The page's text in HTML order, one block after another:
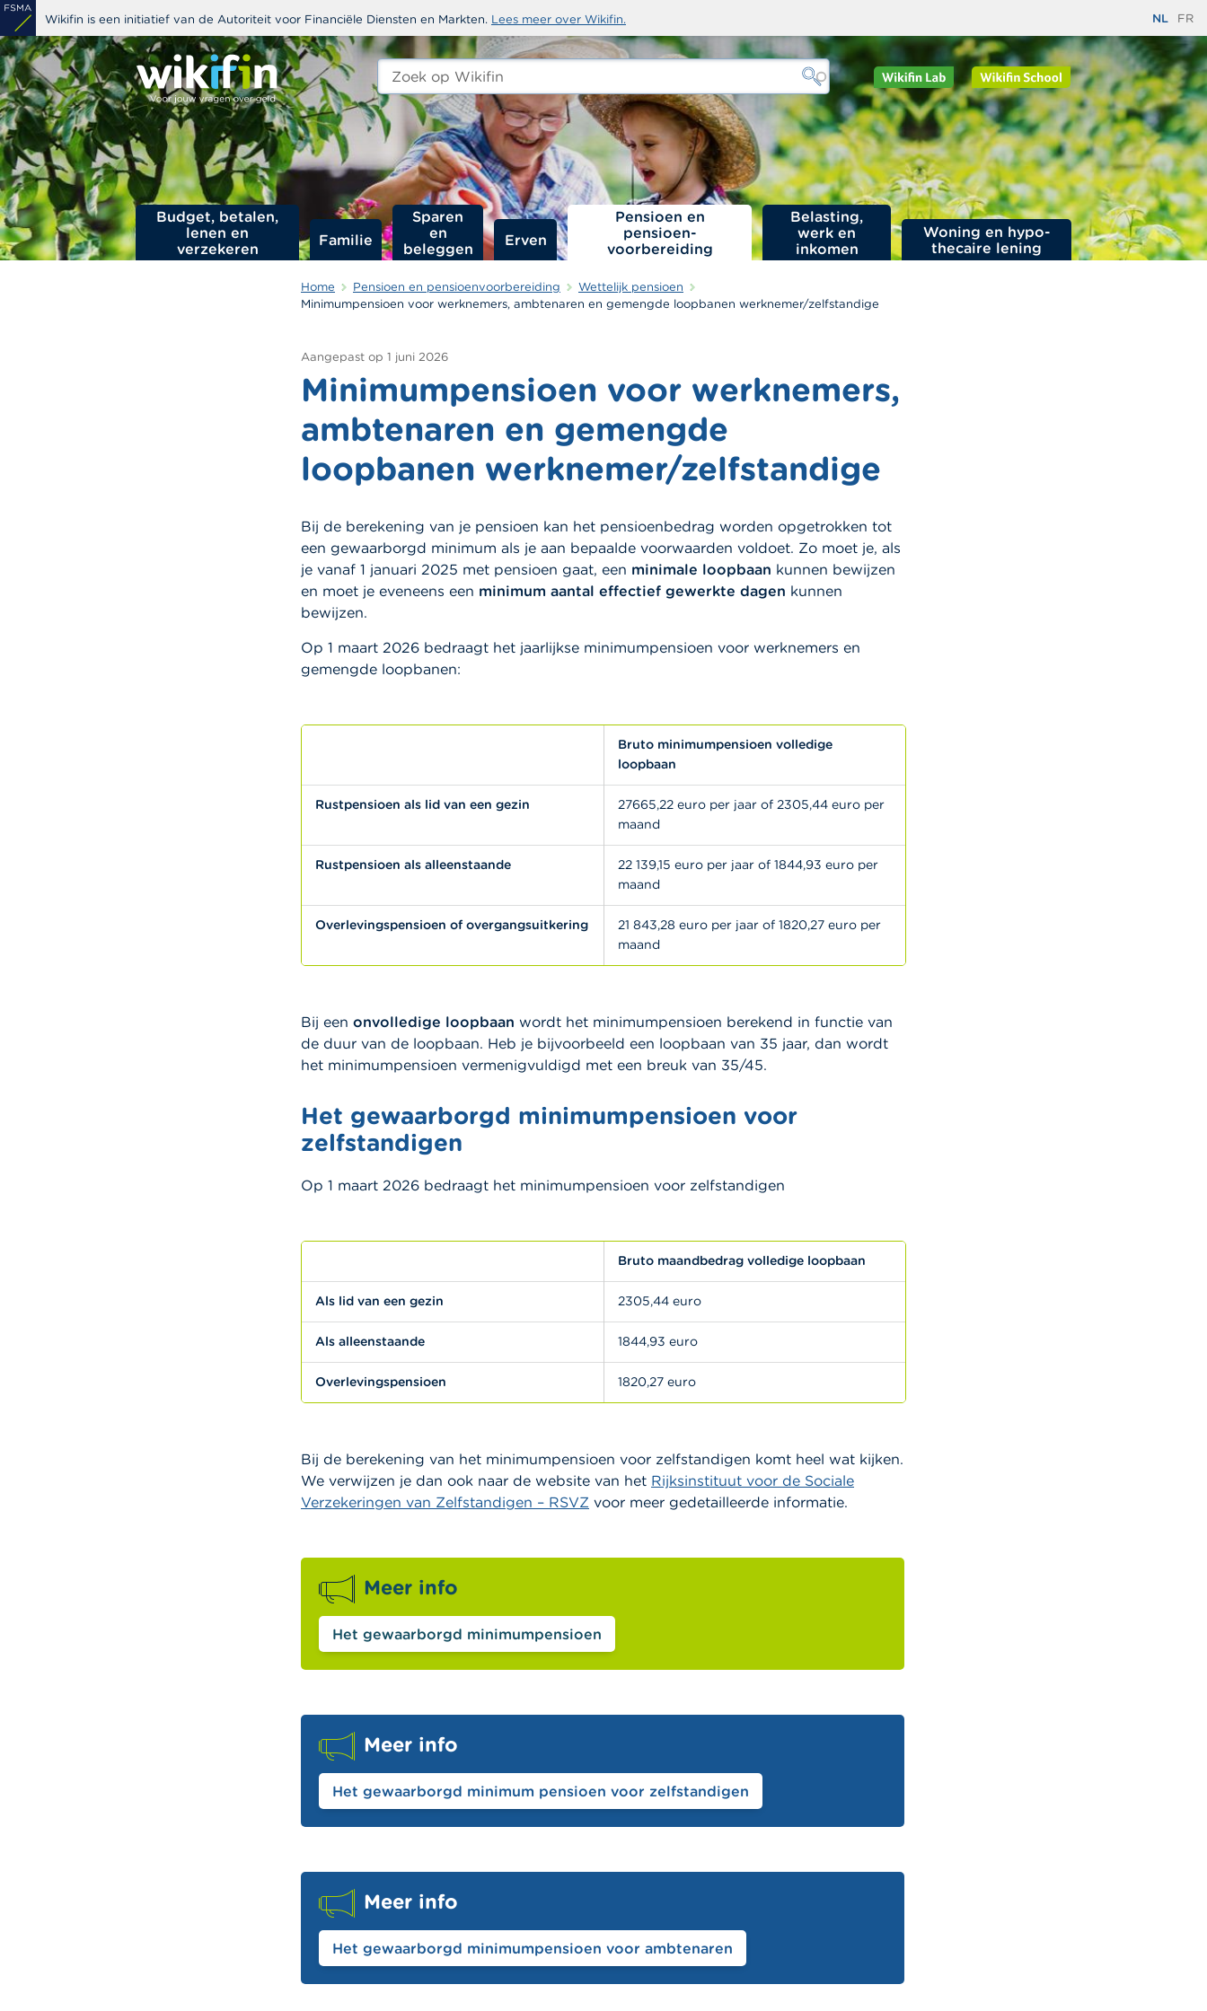
Overslaan
en
naar
de
inhoud
gaan
Wikifin is een initiatief van de Autoriteit voor Financiële Diensten en Markten. Lees meer over Wikifin. NL FR
Zoeken
edit-
Budget, betalen,
lenen en
verzekeren
Familie
Sparen
en
beleggen
Erven
Pensioen en
pensioen­
voorbereiding
Belasting,
werk en
inkomen
Woning en hypo­
thecaire lening
Home Pensioen en pensioenvoorbereiding
Wettelijk pensioen
Minimumpensioen voor werknemers, ambtenaren en gemengde loopbanen werknemer/zelfstandige
Aangepast op 1 juni 2026
Minimumpensioen voor werknemers,
ambtenaren en gemengde
loopbanen werknemer/zelfstandige
Bij de berekening van je pensioen kan het pensioenbedrag worden opgetrokken tot
een gewaarborgd minimum als je aan bepaalde voorwaarden voldoet. Zo moet je, als
je vanaf 1 januari 2025 met pensioen gaat, een minimale loopbaan kunnen bewijzen
en moet je eveneens een minimum aantal effectief gewerkte dagen kunnen
bewijzen.
Op 1 maart 2026 bedraagt het jaarlijkse minimumpensioen voor werknemers en
gemengde loopbanen:
Bruto minimumpensioen volledige
loopbaan
Rustpensioen als lid van een gezin
27665,22 euro per jaar of 2305,44 euro per
maand
Rustpensioen als alleenstaande
22 139,15 euro per jaar of 1844,93 euro per
maand
Overlevingspensioen of overgangsuitkering
21 843,28 euro per jaar of 1820,27 euro per
maand
Bij een onvolledige loopbaan wordt het minimumpensioen berekend in functie van
de duur van de loopbaan. Heb je bijvoorbeeld een loopbaan van 35 jaar, dan wordt
het minimumpensioen vermenigvuldigd met een breuk van 35/45.
Het gewaarborgd minimumpensioen voor
zelfstandigen
Op 1 maart 2026 bedraagt het minimumpensioen voor zelfstandigen
Bruto maandbedrag volledige loopbaan
Als lid van een gezin 2305,44 euro
Als alleenstaande 1844,93 euro
Overlevingspensioen 1820,27 euro
Bij de berekening van het minimumpensioen voor zelfstandigen komt heel wat kijken.
We verwijzen je dan ook naar de website van het Rijksinstituut voor de Sociale
Verzekeringen van Zelfstandigen – RSVZ voor meer gedetailleerde informatie.
Meer info
Het gewaarborgd minimumpensioen
Meer info
Het gewaarborgd minimum pensioen voor zelfstandigen
Meer info
Het gewaarborgd minimumpensioen voor ambtenaren